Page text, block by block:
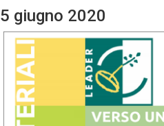
5 giugno 2020